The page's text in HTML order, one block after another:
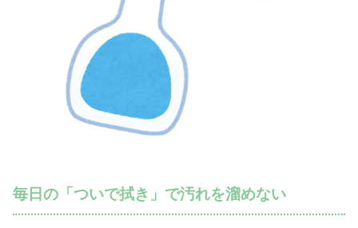
毎日の「ついで拭き」で汚れを溜めない